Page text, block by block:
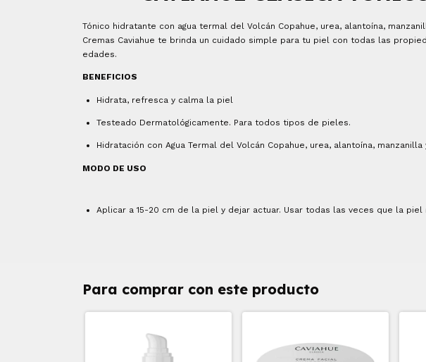
Tónico hidratante con agua termal del Volcán Copahue, urea, alantoína,
Cremas Caviahue te brinda un cuidado simple para tu piel con todas las
edades.
BENEFICIOS
Hidrata, refresca y calma la piel
Testeado Dermatológicamente. Para todos tipos de pieles.
Hidratación con Agua Termal del Volcán Copahue, urea, alantoína, manzanilla
MODO DE USO
Aplicar a 15-20 cm de la piel y dejar actuar. Usar todas las veces que la
Para comprar con este producto